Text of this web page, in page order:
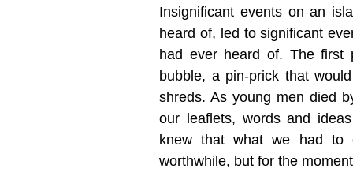
Insignificant events on an
heard of, led to significant
had ever heard of. The first
bubble, a pin-prick that
shreds. As young men died
our leaflets, words and
knew that what we had to
worthwhile, but for the